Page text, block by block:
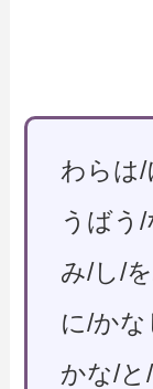
わらは
うばう
み/し/
に/か
かな/